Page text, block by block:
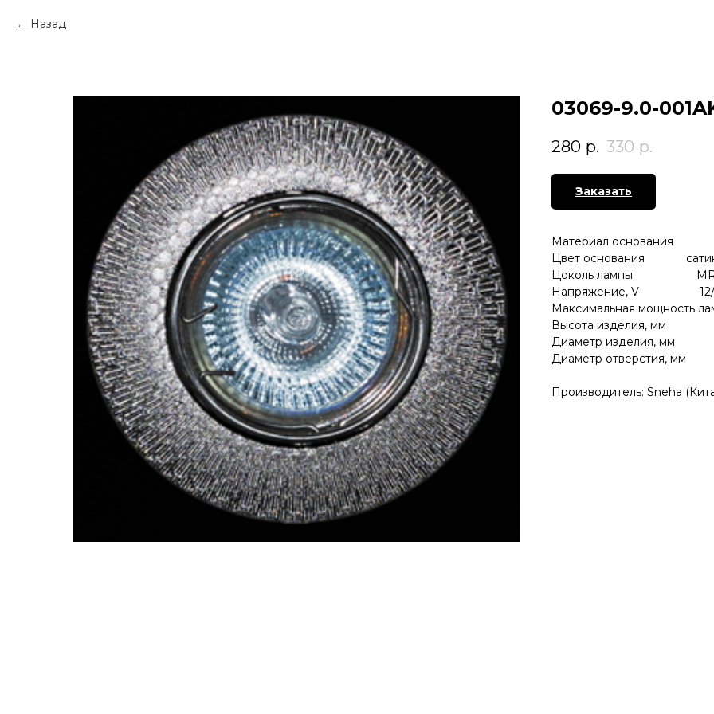
Назад
03069-9.0-
280 р. 330 р.
Заказать
Материал основания
Цвет основания
Цоколь лампы
Напряжение, V 12/
Максимальная мощность
Высота изделия, мм
Диаметр изделия,
Диаметр отверстия,
Производитель: Sneha